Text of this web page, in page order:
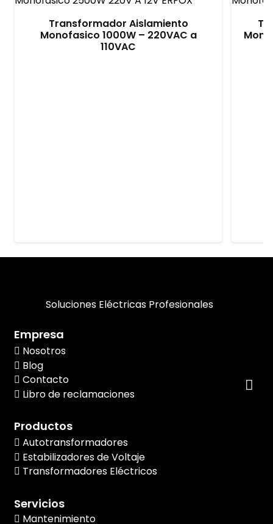
Transformador Aislamiento
Monofasico 1000W – 220VAC a
110VAC
Soluciones Eléctricas Profesionales
Empresa
Nosotros
Blog
Contacto
Libro de reclamaciones
Productos
Autotransformadores
Estabilizadores de Voltaje
Transformadores Eléctricos
Servicios
Mantenimiento